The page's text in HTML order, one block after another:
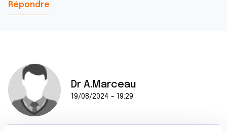
Répondre
Dr A.Marceau
19/08/2024 - 19:29